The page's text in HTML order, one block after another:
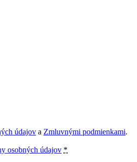
údajov a Zmluvnými podmienkami.
osobných údajov *